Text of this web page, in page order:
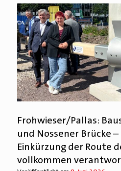
Frohwieser/Pallas:
und Nossener Brücke
Einkürzung der Route
vollkommen